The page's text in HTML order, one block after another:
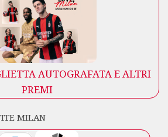
AUTOGRAFATA E ALTRI
PREMI
MILAN